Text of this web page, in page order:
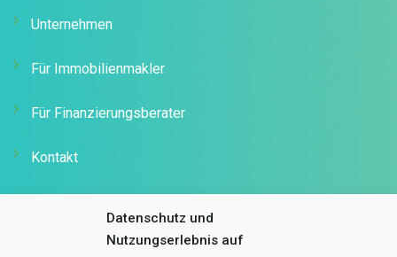
Datenschutz und
Nutzungserlebnis auf
Unternehmen
Für Immobilienmakler
Für Finanzierungsberater
Kontakt
Kontakt Info